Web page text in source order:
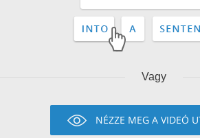
Vagy
NÉZZE MEG A VIDEÓ